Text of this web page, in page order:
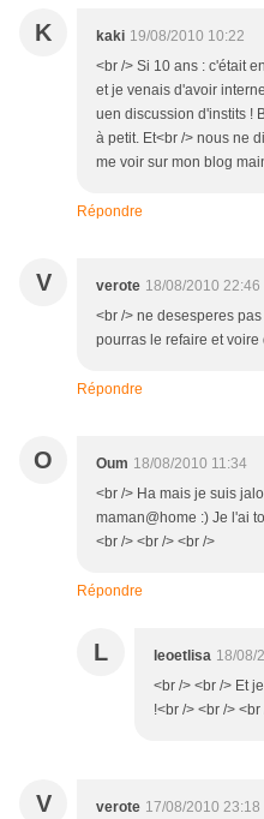
K kaki 19/08/2010 10:22
<br /> Si 10 ans : c'était
et je venais d'avoir
uen discussion d'instits !
à petit. Et<br /> nous ne
me voir sur mon blog
Répondre
V verote 18/08/2010 22:46
<br /> ne desesperes
pourras le refaire et voire
Répondre
O Oum 18/08/2010 11:34
<br /> Ha mais je suis
maman@home :) Je l'ai
<br /> <br /> <br />
Répondre
L leoetlisa 18/08/
<br /> <br /> Et
!<br /> <br /> <br
V verote 17/08/2010 23:18